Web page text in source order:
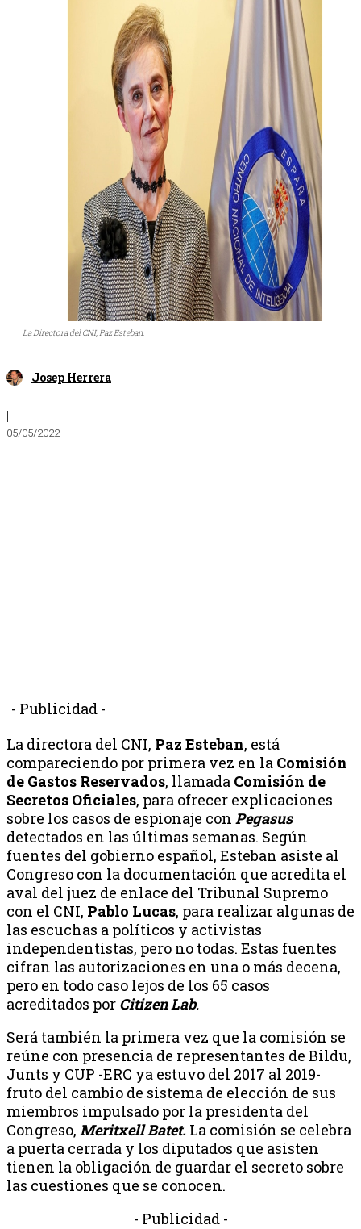
La Directora del CNI, Paz Esteban.
Josep Herrera
|
05/05/2022
- Publicidad -
La directora del CNI, Paz Esteban, está
compareciendo por primera vez en la Comisión
de Gastos Reservados, llamada Comisión de
Secretos Oficiales, para ofrecer explicaciones
sobre los casos de espionaje con Pegasus
detectados en las últimas semanas. Según
fuentes del gobierno español, Esteban asiste al
Congreso con la documentación que acredita el
aval del juez de enlace del Tribunal Supremo
con el CNI, Pablo Lucas, para realizar algunas de
las escuchas a políticos y activistas
independentistas, pero no todas. Estas fuentes
cifran las autorizaciones en una o más decena,
pero en todo caso lejos de los 65 casos
acreditados por Citizen Lab.
Será también la primera vez que la comisión se
reúne con presencia de representantes de Bildu,
Junts y CUP -ERC ya estuvo del 2017 al 2019-
fruto del cambio de sistema de elección de sus
miembros impulsado por la presidenta del
Congreso, Meritxell Batet. La comisión se celebra
a puerta cerrada y los diputados que asisten
tienen la obligación de guardar el secreto sobre
las cuestiones que se conocen.
- Publicidad -